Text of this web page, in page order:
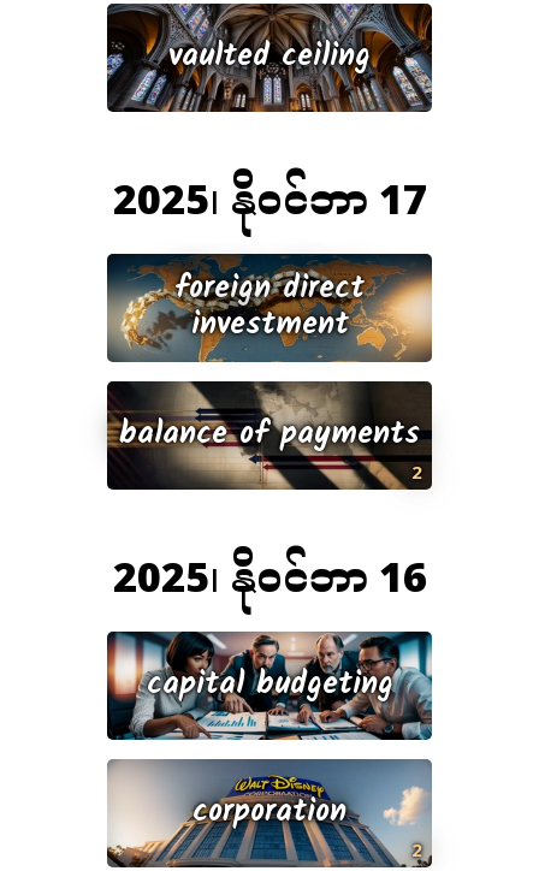
vaulted ceiling
2025၊ နိုဝင်ဘာ 17
foreign direct
investment
2
balance of payments
2025၊ နိုဝင်ဘာ 16
capital budgeting
2
corporation